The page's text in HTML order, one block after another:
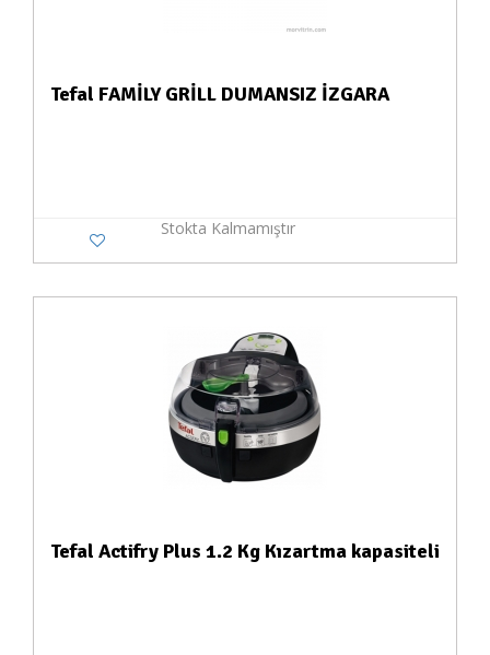
Tefal FAMİLY GRİLL DUMANSIZ İZGARA
Stokta Kalmamıştır
Tefal Actifry Plus 1.2 Kg Kızartma kapasiteli